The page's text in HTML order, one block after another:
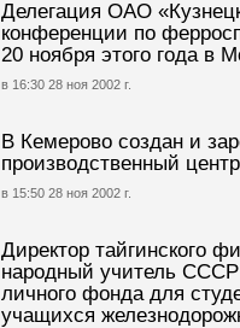
Делегация ОАО
конференции по
20 ноября этого года в
в 16:30 28 ноя 2002 г.
В Кемерово создан и
производственный
в 15:50 28 ноя 2002 г.
Директор тайгинского
народный учитель
личного фонда для
учащихся